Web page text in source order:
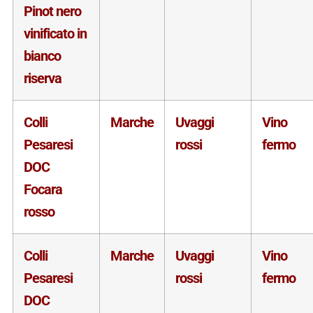
Pinot nero
vinificato in
bianco
riserva
Colli
Pesaresi
DOC
Focara
rosso
Marche
Uvaggi
rossi
Vino
fermo
Colli
Pesaresi
DOC
Marche
Uvaggi
rossi
Vino
fermo